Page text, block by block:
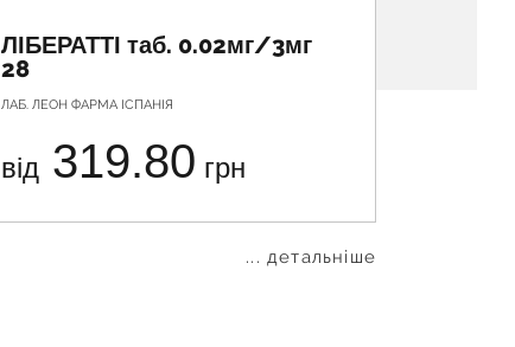
ЛІБЕРАТТІ таб. 0.02мг/3мг
28
ЛАБ. ЛЕОН ФАРМА ІСПАНІЯ
від 319.80 грн
... детальніше